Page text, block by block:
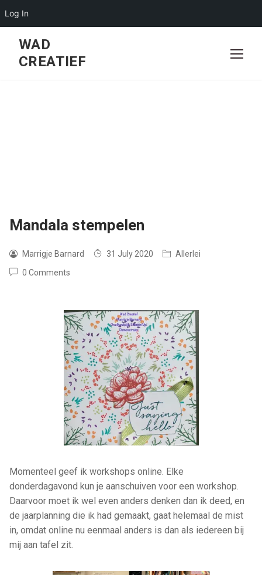
Log In
content
WAD
CREATIEF
Mandala stempelen
Marrigje Barnard 31 July 2020
Allerlei
0 Comments
Momenteel geef ik workshops online. Elke
donderdagavond kun je aanschuiven voor een workshop.
Daarvoor moet ik wel even anders denken dan ik deed, en
de jaarplanning die ik had gemaakt, gaat helemaal de mist
in, omdat online nu eenmaal anders is dan als iedereen bij
mij aan tafel zit.